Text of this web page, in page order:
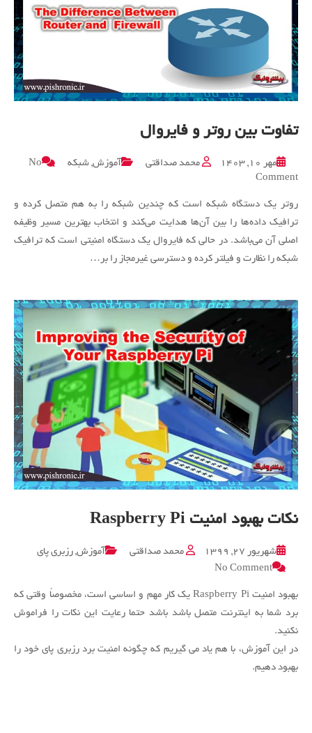
تفاوت بین روتر و فایروال
مهر ۱۰, ۱۴۰۳ محمد صداقتی آموزش, شبکه
No
Comment
on
بین
روتر
روتر یک دستگاه شبکه است که چندین شبکه را به هم متصل کرده و
ترافیک داده‌ها را بین آن‌ها هدایت می‌کند و انتخاب بهترین مسیر وظیفه
اصلی آن می‌باشد. در حالی که فایروال یک دستگاه امنیتی است که ترافیک
شبکه را نظارت و فیلتر کرده و دسترسی غیرمجاز را بر…
نکات بهبود امنیت Raspberry Pi
شهریور ۲۷, ۱۳۹۹ محمد صداقتی آموزش, رزبری پای
No Comment
on
بهبود
امنیت
بهبود امنیت Raspberry Pi یک کار مهم و اساسی است، مخصوصاً وقتی که
برد شما به اینترنت متصل باشد باشد حتما رعایت این نکات را فراموش
نکنید.
در این آموزش، با هم یاد می گیریم که چگونه امنیت برد رزبری پای خود را
بهبود دهیم.